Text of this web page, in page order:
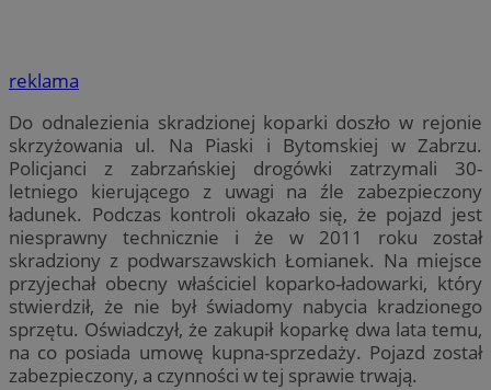
reklama
Do odnalezienia skradzionej koparki doszło w rejonie
skrzyżowania ul. Na Piaski i Bytomskiej w Zabrzu.
Policjanci z zabrzańskiej drogówki zatrzymali 30-
letniego kierującego z uwagi na źle zabezpieczony
ładunek. Podczas kontroli okazało się, że pojazd jest
niesprawny technicznie i że w 2011 roku został
skradziony z podwarszawskich Łomianek. Na miejsce
przyjechał obecny właściciel koparko-ładowarki, który
stwierdził, że nie był świadomy nabycia kradzionego
sprzętu. Oświadczył, że zakupił koparkę dwa lata temu,
na co posiada umowę kupna-sprzedaży. Pojazd został
zabezpieczony, a czynności w tej sprawie trwają.